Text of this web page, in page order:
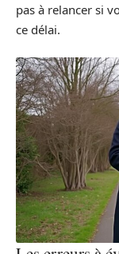
pas à relancer si
ce délai.